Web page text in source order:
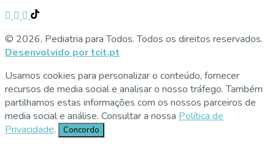
© 2026, Pediatria para Todos. Todos os direitos reservados.
Desenvolvido por tcit.pt
Usamos cookies para personalizar o conteúdo, fornecer
recursos de media social e analisar o nosso tráfego. Também
partilhamos estas informações com os nossos parceiros de
media social e análise. Consultar a nossa Política de
Privacidade. Concordo